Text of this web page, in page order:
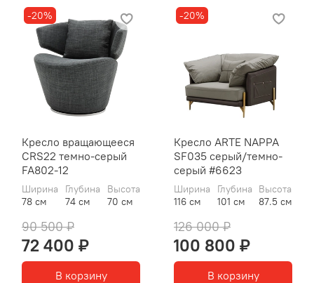
-20%
Кресло вращающееся
CRS22 темно-серый
FA802-12
Ширина
78 см
Глубина
74 см
Высота
70 см
90 500 ₽
72 400 ₽
В корзину
-20%
Кресло ARTE NAPPA
SF035 серый/темно-
серый #6623
Ширина
116 см
Глубина
101 см
Высота
87.5 см
126 000 ₽
100 800 ₽
В корзину